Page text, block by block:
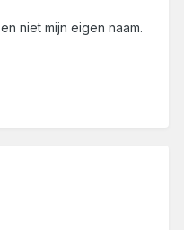
niet mijn eigen naam.